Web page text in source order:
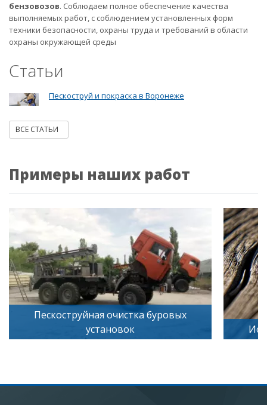
бензовозов. Соблюдаем полное обеспечение качества
выполняемых работ, с соблюдением установленных форм
техники безопасности, охраны труда и требований в области
охраны окружающей среды
Статьи
Пескоструй и покраска в Воронеже
ВСЕ СТАТЬИ
Примеры наших работ
буровых
Искусственное старение